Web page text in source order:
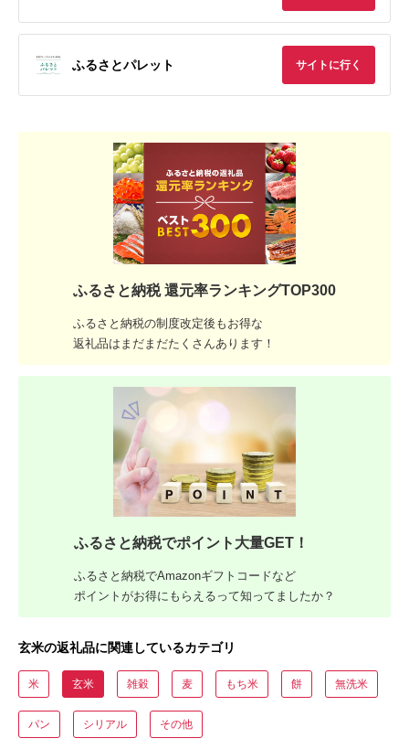
ふるさとパレット サイトに行く
ふるさと納税 還元率ランキングTOP300
ふるさと納税の制度改定後もお得な
返礼品はまだまだたくさんあります！
ふるさと納税でポイント大量GET！
ふるさと納税でAmazonギフトコードなど
ポイントがお得にもらえるって知ってましたか？
玄米の返礼品に関連しているカテゴリ
米 玄米 雑穀 麦 もち米 餅 無洗米
パン シリアル その他